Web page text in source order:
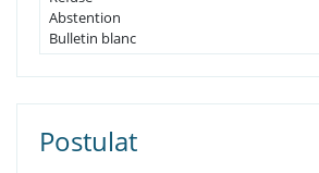
Abstention
Bulletin blanc
Postulat